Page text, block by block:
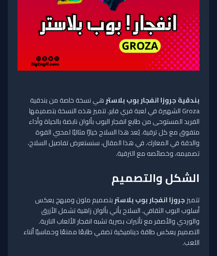
بندقية جروزا انفجار بوب بلاسترهي نسخة خاصة من بندقية
Groza الشهيرة في لعبة فري فاير. تتميز هذه النسخة بتصميمها
الفريد المستوحى من طابع انفجار البوب بألوان نابضة بالحياة وأداء
متفوق مع كل ترقية. يُعد هذا السلاح خيارًا مثاليًا لمحبي القوة
والدقة في المعارك. في هذا المقال، سنستعرض تفاصيل السلاح،
تصميمه، وخصائصه مع الترقية.
الشكل والتصميم
تتميزجروزا انفجار بوب بلاستربتصميم ملون ومبهج يعكس
أسلوب البوب الثقافي. السلاح يأتي بألوان زاهية تشمل الأزرق
والوردي والأصفر مع تأثيرات بصرية تشبه انفجار الألعاب النارية.
التصميم يعكس طاقة ديناميكية تضفي طابعًا ممتعًا وحماسيًا أثناء
اللعب.